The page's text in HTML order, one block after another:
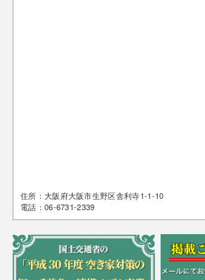
住所：大阪府大阪市生野区舎利寺1-1-10
電話：06-6731-2339